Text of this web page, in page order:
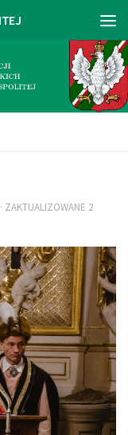
· ZAKTUALIZOWANE 2